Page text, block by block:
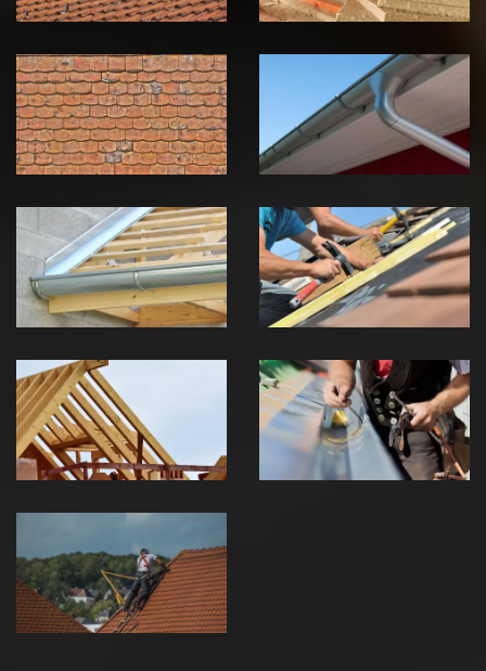
démoussage de
toiture 39
Jura
pose de
gouttière 39
Jura
Pose de
Chéneau 39
Jura
Réparation de
toiture 39
Jura
Traitement de
charpente 39
Jura
Travaux de
zinguerie 39
Jura
Urgence fuite
de toiture 39
Jura